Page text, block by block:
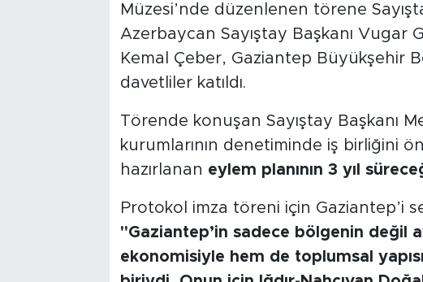
Müzesi’nde düzenlenen törene
Azerbaycan Sayıştay Başkanı Vugar
Kemal Çeber, Gaziantep Büyükşehir
davetliler katıldı.
Törende konuşan Sayıştay Başkanı
kurumlarının denetiminde iş birliğini
hazırlanan eylem planının 3 yıl
Protokol imza töreni için Gaziantep’i
"Gaziantep’in sadece bölgenin değil
ekonomisiyle hem de toplumsal